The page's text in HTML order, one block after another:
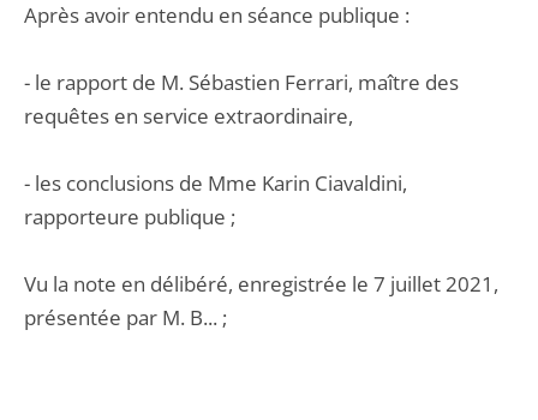
Après avoir entendu en séance publique :
- le rapport de M. Sébastien Ferrari, maître des
requêtes en service extraordinaire,
- les conclusions de Mme Karin Ciavaldini,
rapporteure publique ;
Vu la note en délibéré, enregistrée le 7 juillet 2021,
présentée par M. B... ;